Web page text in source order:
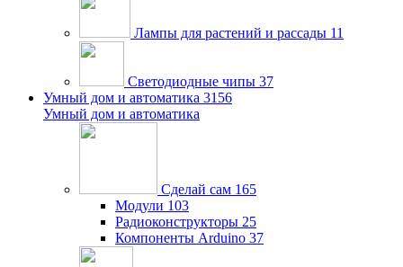
Лампы для растений и рассады 11
Светодиодные чипы 37
Умный дом и автоматика 3156
Умный дом и автоматика
Сделай сам 165
Модули 103
Радиоконструкторы 25
Компоненты Arduino 37